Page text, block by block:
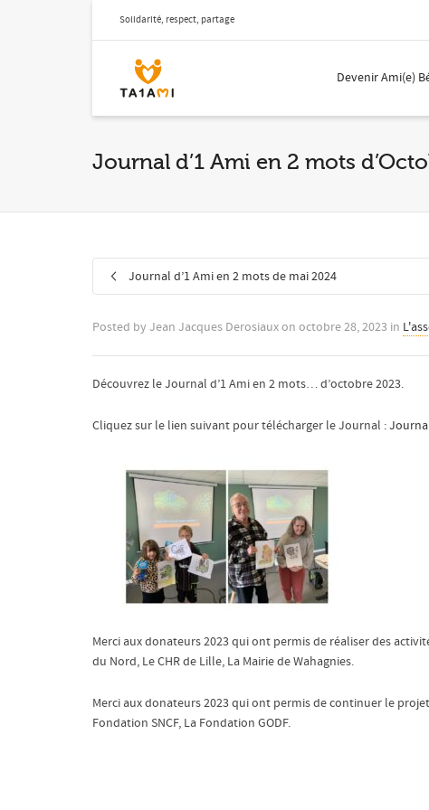
Solidarité, respect, partage
Devenir Ami(e)
Journal d’1 Ami en 2 mots
Journal d’1 Ami en 2 mots de mai 2024
Posted by Jean Jacques Derosiauxon octobre 28, 2023 in
Découvrez le Journal d’1 Ami en 2 mots… d’octobre 2023.
Cliquez sur le lien suivant pour télécharger le Journal :
Merci aux donateurs 2023 qui ont permis de réaliser des
du Nord, Le CHR de Lille, La Mairie de Wahagnies.
Merci aux donateurs 2023 qui ont permis de continuer le
Fondation SNCF, La Fondation GODF.